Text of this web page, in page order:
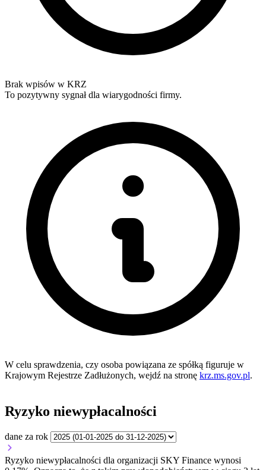
Brak wpisów w KRZ
To pozytywny sygnał dla wiarygodności firmy.
W celu sprawdzenia, czy osoba powiązana ze spółką figuruje w
Krajowym Rejestrze Zadłużonych, wejdź na stronę krz.ms.gov.pl.
Ryzyko niewypłacalności
dane za rok
Ryzyko niewypłacalności dla organizacji SKY Finance wynosi